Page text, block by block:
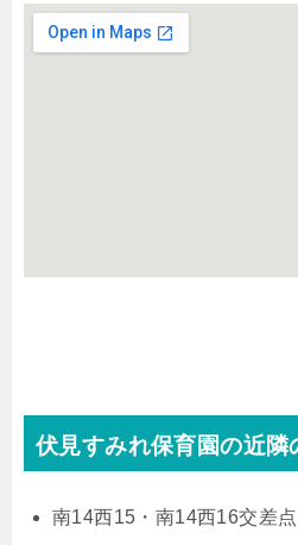
伏見すみれ保育園の近隣
南14西15・南14西16交差点